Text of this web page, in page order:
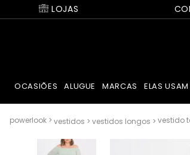
LOJAS
OCASIÕES ALUGUE MARCAS ELAS USAM
vestidos vestidos longos vestido